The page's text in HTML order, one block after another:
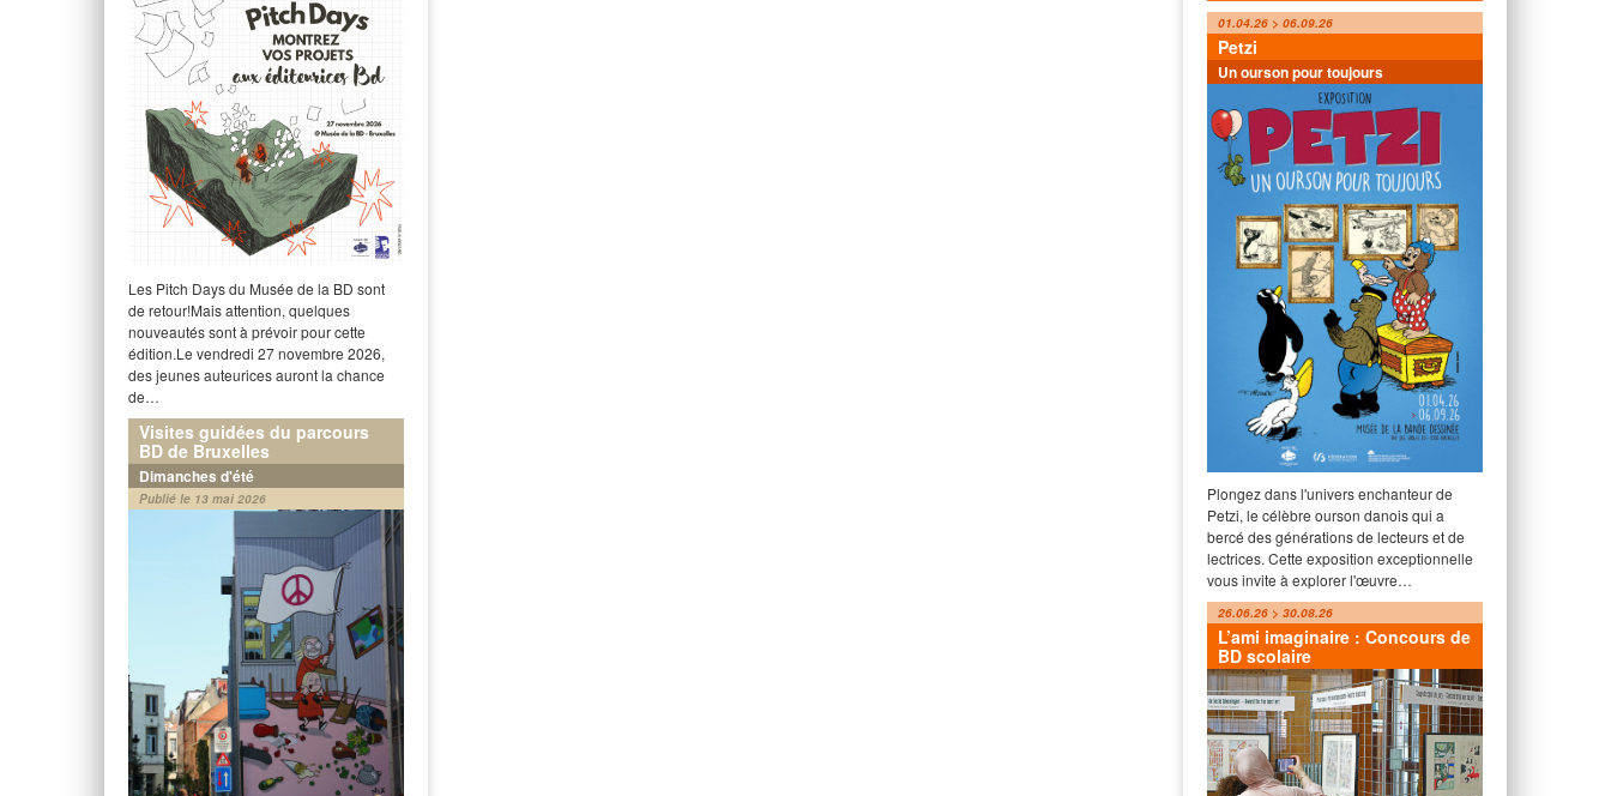
Les Pitch Days du Musée de la BD sont
de retour!Mais attention, quelques
nouveautés sont à prévoir pour cette
édition.Le vendredi 27 novembre 2026,
des jeunes auteurices auront la chance
de…
Visites guidées du parcours
BD de Bruxelles
Dimanches d'été
Publié le 13 mai 2026
01.04.26 > 06.09.26
Petzi
Un ourson pour toujours
Plongez dans l'univers enchanteur de
Petzi, le célèbre ourson danois qui a
bercé des générations de lecteurs et de
lectrices. Cette exposition exceptionnelle
vous invite à explorer l'œuvre…
26.06.26 > 30.08.26
L’ami imaginaire : Concours de
BD scolaire